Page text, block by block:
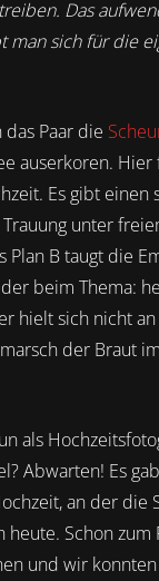
Das
man sich für die
Paar die
auserkoren.
Es gibt einen
unter
Plan B taugt die
beim Thema:
hielt sich nicht
der Braut
als
Abwarten! Es
an der die
heute. Schon zum
und wir